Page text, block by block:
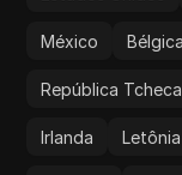
México Bélgica
República Tcheca
Irlanda Letônia